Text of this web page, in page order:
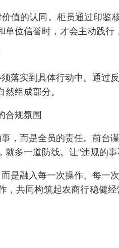
值的认同。柜员通过印鉴
位信誉时，才会主动践行
落实到具体行动中。通过
组成部分。
合规氛围
，而是全员的责任。前台
多一道防线。让“违规的事
是融入每一次操作、每一
共同构筑起农商行稳健